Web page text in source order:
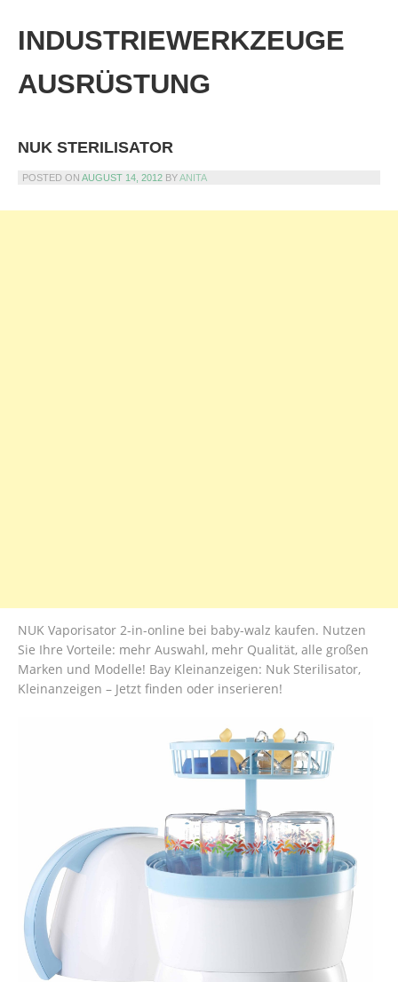
content
INDUSTRIEWERKZEUGE
AUSRÜSTUNG
NUK STERILISATOR
POSTED ON AUGUST 14, 2012 BYANITA
NUK Vaporisator 2-in-online bei baby-walz kaufen. Nutzen
Sie Ihre Vorteile: mehr Auswahl, mehr Qualität, alle großen
Marken und Modelle! Bay Kleinanzeigen: Nuk Sterilisator,
Kleinanzeigen – Jetzt finden oder inserieren!